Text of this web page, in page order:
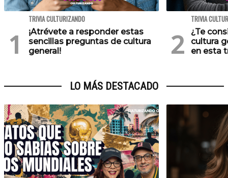
TRIVIA CULTURIZANDO
¡Atrévete a responder estas
sencillas preguntas de cultura
general!
TRIVIA
¿Te
cultura
en esta
LO MÁS DESTACADO